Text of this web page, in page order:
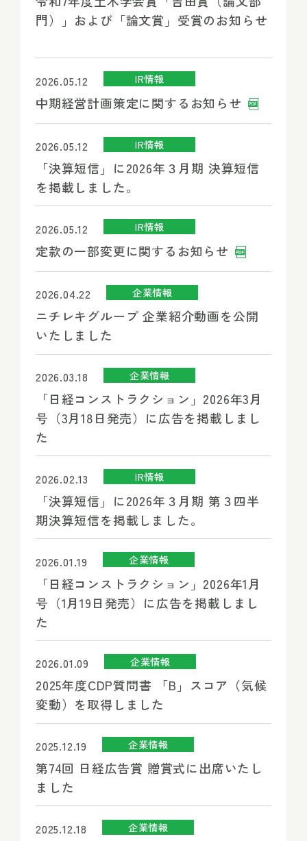
門）」および「論文賞」受賞のお知らせ
2026.05.12 IR情報
中期経営計画策定に関するお知らせ
2026.05.12 IR情報
「決算短信」に2026年３月期 決算短信
を掲載しました。
2026.05.12 IR情報
定款の一部変更に関するお知らせ
2026.04.22 企業情報
ニチレキグループ 企業紹介動画を公開
いたしました
2026.03.18 企業情報
「日経コンストラクション」2026年3月
号（3月18日発売）に広告を掲載しまし
た
2026.02.13 IR情報
「決算短信」に2026年３月期 第３四半
期決算短信を掲載しました。
2026.01.19 企業情報
「日経コンストラクション」2026年1月
号（1月19日発売）に広告を掲載しまし
た
2026.01.09 企業情報
2025年度CDP質問書 「B」スコア（気候
変動）を取得しました
2025.12.19 企業情報
第74回 日経広告賞 贈賞式に出席いたし
ました
2025.12.18 企業情報